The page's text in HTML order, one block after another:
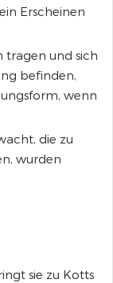
Erscheinen
tragen und sich
befinden,
wenn
die zu
wurden
sie zu Kotts